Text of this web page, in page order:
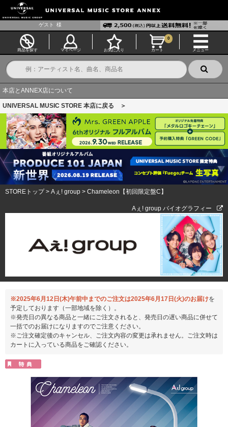
ゲスト 様
商品を探す マイページ お気に入り カート
0
メニュー
本店とANNEX店について
UNIVERSAL MUSIC STORE 本店に戻る ＞
STOREトップ> Aぇ! group > Chameleon【初回限定盤C】
Aぇ! group バイオグラフィー
※2025年6月12日(木)午前中までのご注文は2025年6月17日(火)のお届けを
予定しております（一部地域を除く）。
※発売日の異なる商品と一緒にご注文されると、発売日の遅い商品に併せて
一括でのお届けになりますのでご注意ください。
※ご注文確定後のキャンセル、ご注文内容の変更は承れません。ご注文時は
カートに入っている商品をご確認ください。